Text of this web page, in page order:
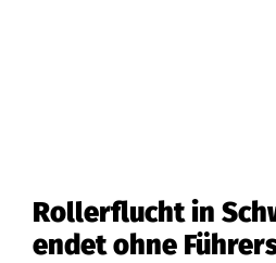
Rollerflucht in
endet ohne